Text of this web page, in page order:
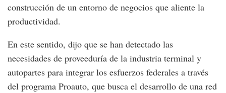
construcción de un entorno de negocios que aliente la
productividad.
En este sentido, dijo que se han detectado las
necesidades de proveeduría de la industria terminal y
autopartes para integrar los esfuerzos federales a través
del programa Proauto, que busca el desarrollo de una red